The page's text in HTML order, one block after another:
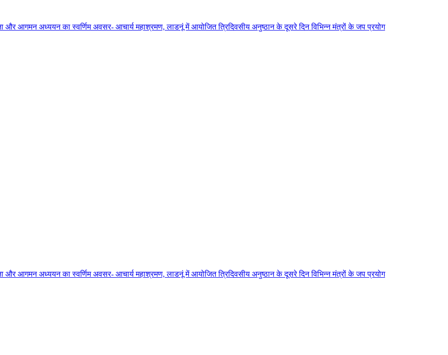
और आगमन अध्ययन का स्वर्णिम अवसर- आचार्य महाश्रमण, लाडनूं में आयोजित त्रिदिवसीय अनुष्ठान के दूसरे दिन विभिन्न मंत्रों के जप प्रयोग
और आगमन अध्ययन का स्वर्णिम अवसर- आचार्य महाश्रमण, लाडनूं में आयोजित त्रिदिवसीय अनुष्ठान के दूसरे दिन विभिन्न मंत्रों के जप प्रयोग